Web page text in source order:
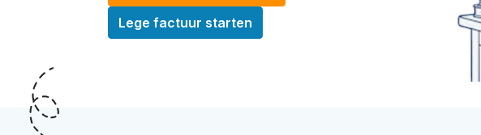
Lege factuur starten